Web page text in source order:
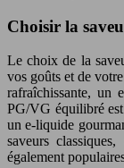
Choisir la
Le choix de la
vos goûts et de
rafraîchissante, un
PG/VG équilibré
un e-liquide
saveurs
également